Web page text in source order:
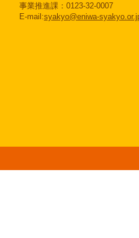
事業推進課：0123-32-0007
E-mail:syakyo@eniwa-